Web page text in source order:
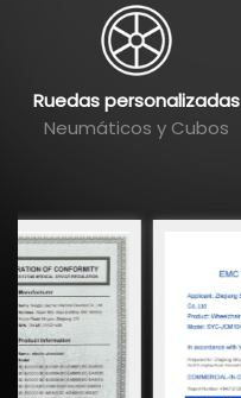
Ruedas personalizadas
Neumáticos y Cubos